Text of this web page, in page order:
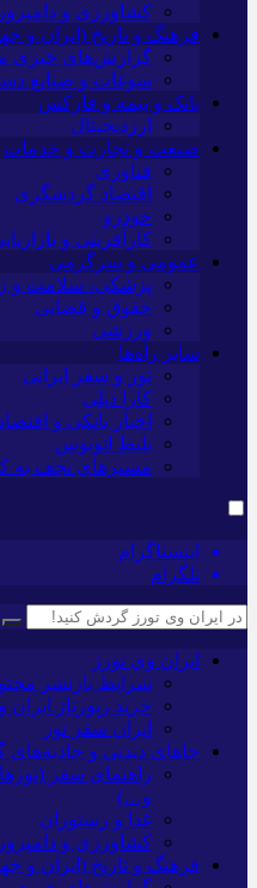
کشاورزی و
فرهنگ و تاریخ (ایران و
گزارش‌های خبری
سوغات و صنایع
بانک و بیمه و فارکس
ارزدیجیتال
صنعت و تجارت و خدمات
فناوری
اقتصاد گردشگری
خودرو
کارآفرینی و
عمومی و سرگرمی
پزشکی، سلامت و
حقوق و قضایی
ورزشی
سایر راه‌ها
تور و سفر ایرانی
کارا دیلی
اخبار بانکی و
بلیط اتوبوس
مسیرهای نجف به
اینستاگرام
تلگرام
ایران وی تورز
شرایط بازنشر
خرید رپورتاژ ایران
ایران سفر تور
جاهای دیدنی و
راهنمای سفر
و…)
غذا و رستوران
کشاورزی و
فرهنگ و تاریخ (ایران و